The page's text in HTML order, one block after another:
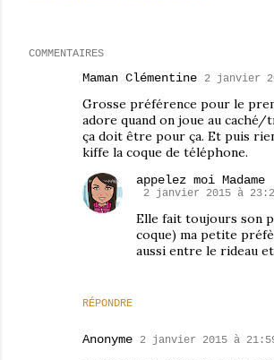
COMMENTAIRES
Maman Clémentine 2 janvier
Grosse préférence pour le
adore quand on joue au caché/
ça doit être pour ça. Et puis
kiffe la coque de téléphone.
RÉPONDRE
appelez moi Madame
2 janvier 2015 à
Elle fait toujours son
coque) ma petite
aussi entre le rideau
Anonyme 2 janvier 2015 à